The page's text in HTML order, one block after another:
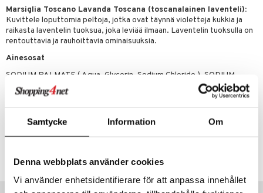
Samtycke Information Om
Denna webbplats använder cookies
Vi använder enhetsidentifierare för att anpassa innehållet
Marsiglia Toscano Lavanda Toscana (toscanalainen laventeli):
Kuvittele loputtomia peltoja, jotka ovat täynnä violetteja kukkia ja
raikasta laventelin tuoksua, joka leviää ilmaan. Laventelin tuoksulla on
rentouttavia ja rauhoittavia ominaisuuksia.
Ainesosat
SODIUM PALMATE ( Aqua, Glycerin, Sodium Chloride ), SODIUM
COCOATE/SODIUM PALMKERNELATE, PARFUM ( Coumarin,
Limonene, Geraniol, Linalool), TETRASODIUM ETIDRONATE,
Tuotenumero
Vinkkejä sinulle
Happy
Happy For Men
Miehille
& Soujaus